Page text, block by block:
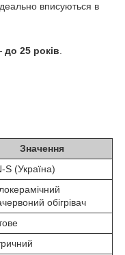
вписуються в
до 25 років
Значення
S (Україна)
обігрівач